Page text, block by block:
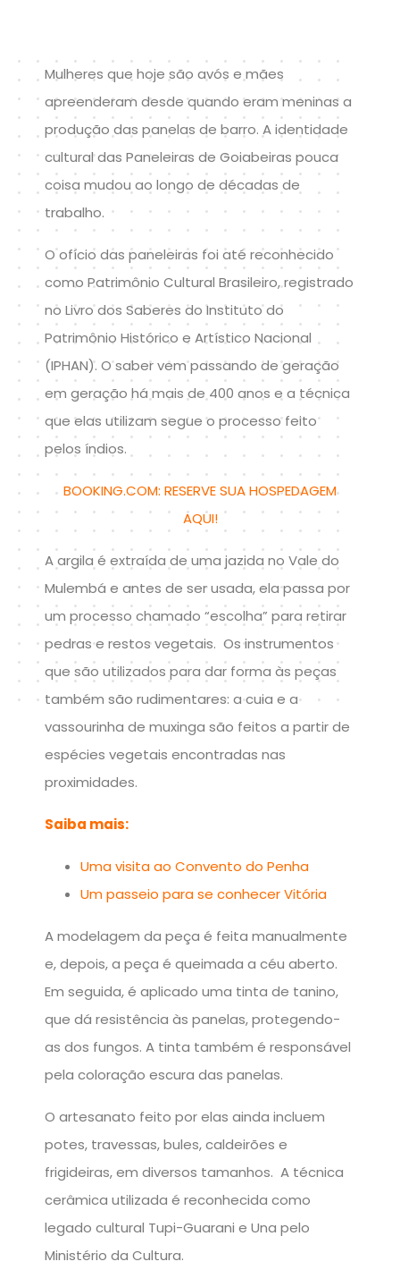
Mulheres que hoje são avós e mães
apreenderam desde quando eram meninas a
produção das panelas de barro. A identidade
cultural das Paneleiras de Goiabeiras pouca
coisa mudou ao longo de décadas de
trabalho.
O ofício das paneleiras foi até reconhecido
como Patrimônio Cultural Brasileiro, registrado
no Livro dos Saberes do Instituto do
Patrimônio Histórico e Artístico Nacional
(IPHAN). O saber vem passando de geração
em geração há mais de 400 anos e a técnica
que elas utilizam segue o processo feito
pelos índios.
BOOKING.COM: RESERVE SUA HOSPEDAGEM
AQUI!
A argila é extraída de uma jazida no Vale do
Mulembá e antes de ser usada, ela passa por
um processo chamado “escolha” para retirar
pedras e restos vegetais. Os instrumentos
que são utilizados para dar forma às peças
também são rudimentares: a cuia e a
vassourinha de muxinga são feitos a partir de
espécies vegetais encontradas nas
proximidades.
Saiba mais:
Uma visita ao Convento do Penha
Um passeio para se conhecer Vitória
A modelagem da peça é feita manualmente
e, depois, a peça é queimada a céu aberto.
Em seguida, é aplicado uma tinta de tanino,
que dá resistência às panelas, protegendo-
as dos fungos. A tinta também é responsável
pela coloração escura das panelas.
O artesanato feito por elas ainda incluem
potes, travessas, bules, caldeirões e
frigideiras, em diversos tamanhos. A técnica
cerâmica utilizada é reconhecida como
legado cultural Tupi-Guarani e Una pelo
Ministério da Cultura.